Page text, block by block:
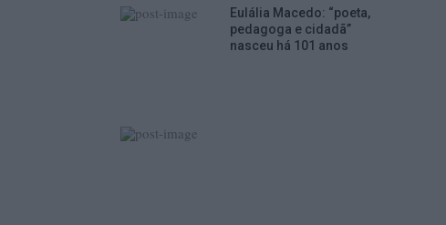
Eulália Macedo: “poeta,
pedagoga e cidadã”
nasceu há 101 anos